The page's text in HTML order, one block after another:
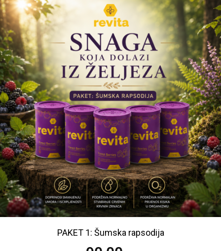
PAKET 1: Šumska rapsodija